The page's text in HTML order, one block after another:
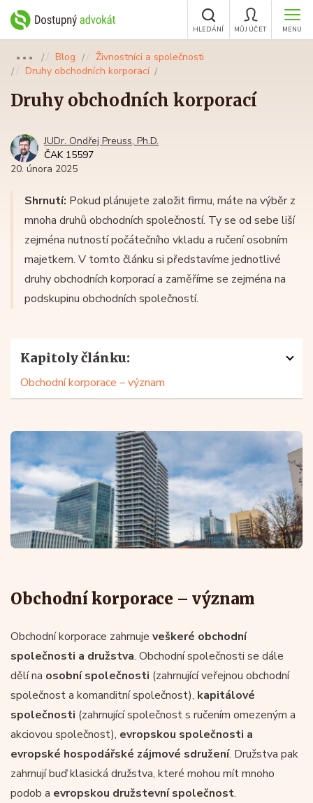
MENU
MŮJ ÚČET
HLEDÁNÍ
●●● Blog
Živnostníci a společnosti
Druhy obchodních korporací
Druhy obchodních korporací
JUDr. Ondřej Preuss, Ph.D.
ČAK 15597
20. února 2025
Shrnutí: Pokud plánujete založit firmu, máte na výběr z
mnoha druhů obchodních společností. Ty se od sebe liší
zejména nutností počátečního vkladu a ručení osobním
majetkem. V tomto článku si představíme jednotlivé
druhy obchodních korporací a zaměříme se zejména na
podskupinu obchodních společností.
Kapitoly článku:
Obchodní korporace – význam
Obchodní korporace – význam
Obchodní korporace zahrnuje veškeré obchodní
společnosti a družstva. Obchodní společnosti se dále
dělí na osobní společnosti (zahrnující veřejnou obchodní
společnost a komanditní společnost), kapitálové
společnosti (zahrnující společnost s ručením omezeným a
akciovou společnost), evropskou společnosti a
evropské hospodářské zájmové sdružení. Družstva pak
zahrnují buď klasická družstva, které mohou mít mnoho
podob a evropskou družstevní společnost.